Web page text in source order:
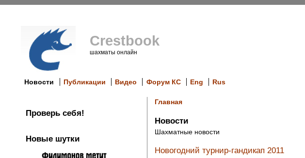
Crestbook
шахматы онлайн
Новости Публикации Видео Форум КС Eng Rus
Проверь себя!
Новые шутки
Главная
Новости
Шахматные новости
Новогодний турнир-гандикап 2011